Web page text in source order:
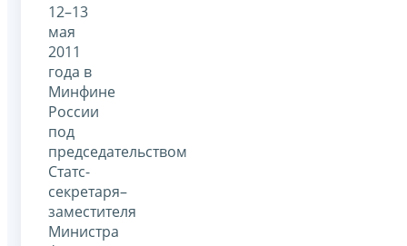
12–13
мая
2011
года в
Минфине
России
под
председательством
Статс-
секретаря–
заместителя
Министра